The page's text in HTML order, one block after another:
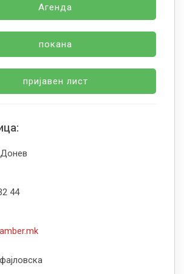
Агенда
покана
пријавен лист
Донев
44